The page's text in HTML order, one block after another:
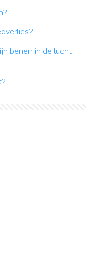
benen in de lucht